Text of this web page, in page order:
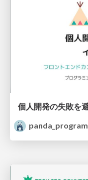
panda_program